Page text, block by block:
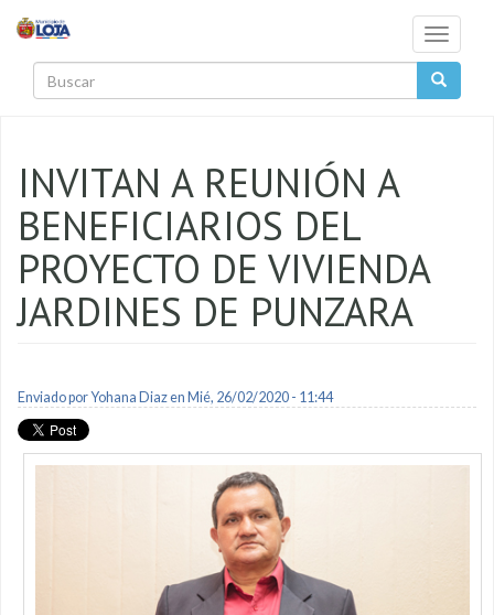
Toggle
INVITAN A REUNIÓN A
BENEFICIARIOS DEL
PROYECTO DE VIVIENDA
JARDINES DE PUNZARA
Enviado porYohana Diazen Mié, 26/02/2020 - 11:44